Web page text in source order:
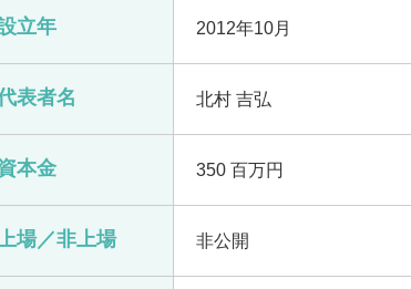
立年 2012年10月
表者名 北村 吉弘
本金 350 百万円
場／非上場 非公開